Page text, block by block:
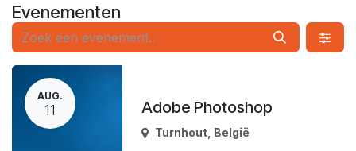
Evenementen
AUG.
11 Adobe Photoshop
Turnhout België